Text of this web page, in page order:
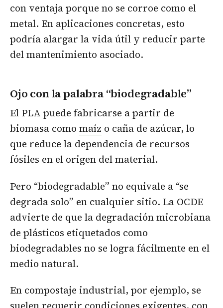
con ventaja porque no se corroe como el
metal. En aplicaciones concretas, esto
podría alargar la vida útil y reducir parte
del mantenimiento asociado.
Ojo con la palabra “biodegradable”
El PLA puede fabricarse a partir de
biomasa como maíz o caña de azúcar, lo
que reduce la dependencia de recursos
fósiles en el origen del material.
Pero “biodegradable” no equivale a “se
degrada solo” en cualquier sitio. La OCDE
advierte de que la degradación microbiana
de plásticos etiquetados como
biodegradables no se logra fácilmente en el
medio natural.
En compostaje industrial, por ejemplo, se